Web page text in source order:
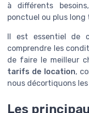
à différents
ponctuel ou plus long
Il est essentiel de
comprendre les
de faire le meilleur
tarifs de location,
nous décortiquons
Les